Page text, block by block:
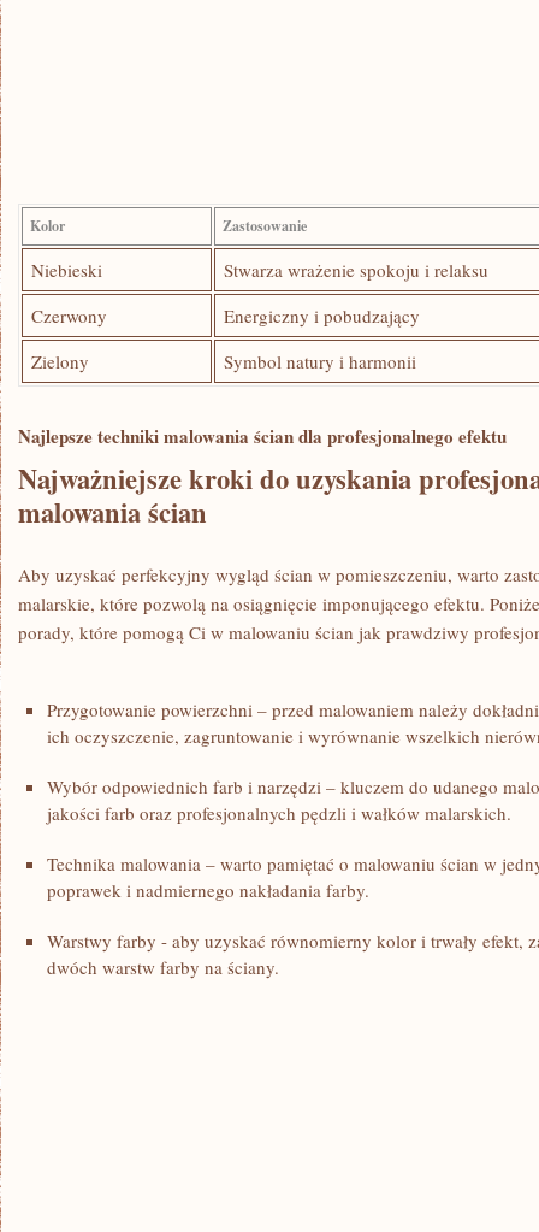
Kolor Zastosowanie
Niebieski
Stwarza wrażenie‌ spokoju i​ relaksu
Czerwony
Energiczny i pobudzający
Zielony
Symbol natury i harmonii
Najlepsze ⁣techniki malowania ścian dla profesjonalnego ‍efektu
Najważniejsze kroki ⁢do uzyskania
malowania ścian
Aby uzyskać ​perfekcyjny ⁣wygląd ścian ‍w⁤ pomieszczeniu, warto
malarskie, które pozwolą na ⁣osiągnięcie⁢ imponującego ‍efektu.
⁣porady, które ⁢pomogą Ci w malowaniu ścian jak prawdziwy
Przygotowanie ⁣powierzchni – przed ⁣malowaniem należy
ich ⁢oczyszczenie,⁢ zagruntowanie i ‌wyrównanie wszelkich
Wybór ‍odpowiednich farb i narzędzi – ⁣kluczem do udanego
jakości farb‌ oraz profesjonalnych pędzli⁣ i wałków malarskich.
Technika malowania – ⁤warto pamiętać o malowaniu ⁤ścian w​
poprawek i⁣ nadmiernego⁢ nakładania farby.
Warstwy ‍farby -⁤ aby ​uzyskać‍ równomierny kolor i ​trwały efekt,
dwóch​ warstw farby na ściany.